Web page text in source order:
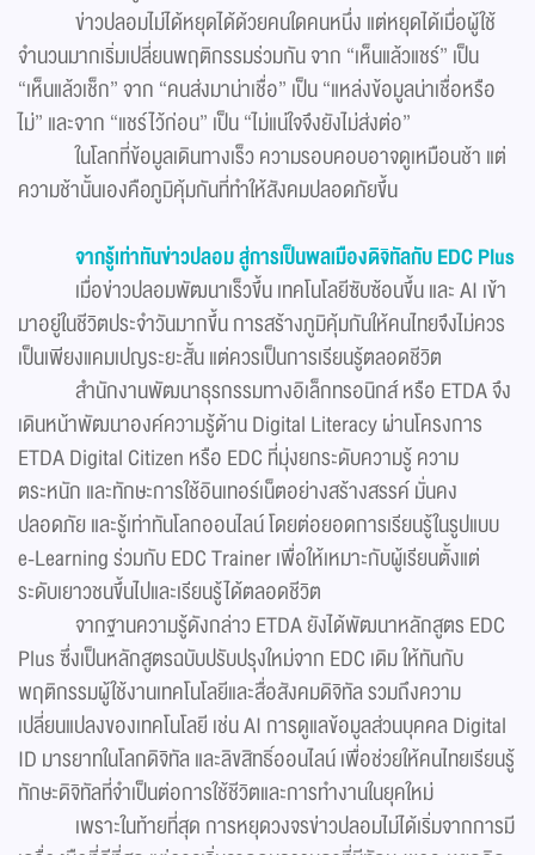
ข่าวปลอมไม่ได้หยุดได้ด้วยคนใดคนหนึ่ง แต่หยุดได้เมื่อผู้ใช้
จำนวนมากเริ่มเปลี่ยนพฤติกรรมร่วมกัน จาก “เห็นแล้วแชร์” เป็น
“เห็นแล้วเช็ก” จาก “คนส่งมาน่าเชื่อ” เป็น “แหล่งข้อมูลน่าเชื่อหรือ
ไม่” และจาก “แชร์ไว้ก่อน” เป็น “ไม่แน่ใจจึงยังไม่ส่งต่อ”
ในโลกที่ข้อมูลเดินทางเร็ว ความรอบคอบอาจดูเหมือนช้า แต่
ความช้านั้นเองคือภูมิคุ้มกันที่ทำให้สังคมปลอดภัยขึ้น
จากรู้เท่าทันข่าวปลอม สู่การเป็นพลเมืองดิจิทัลกับ EDC Plus
เมื่อข่าวปลอมพัฒนาเร็วขึ้น เทคโนโลยีซับซ้อนขึ้น และ AI เข้า
มาอยู่ในชีวิตประจำวันมากขึ้น การสร้างภูมิคุ้มกันให้คนไทยจึงไม่ควร
เป็นเพียงแคมเปญระยะสั้น แต่ควรเป็นการเรียนรู้ตลอดชีวิต
สำนักงานพัฒนาธุรกรรมทางอิเล็กทรอนิกส์ หรือ ETDA จึง
เดินหน้าพัฒนาองค์ความรู้ด้าน Digital Literacy ผ่านโครงการ
ETDA Digital Citizen หรือ EDC ที่มุ่งยกระดับความรู้ ความ
ตระหนัก และทักษะการใช้อินเทอร์เน็ตอย่างสร้างสรรค์ มั่นคง
ปลอดภัย และรู้เท่าทันโลกออนไลน์ โดยต่อยอดการเรียนรู้ในรูปแบบ
e-Learning ร่วมกับ EDC Trainer เพื่อให้เหมาะกับผู้เรียนตั้งแต่
ระดับเยาวชนขึ้นไปและเรียนรู้ได้ตลอดชีวิต
จากฐานความรู้ดังกล่าว ETDA ยังได้พัฒนาหลักสูตร EDC
Plus ซึ่งเป็นหลักสูตรฉบับปรับปรุงใหม่จาก EDC เดิม ให้ทันกับ
พฤติกรรมผู้ใช้งานเทคโนโลยีและสื่อสังคมดิจิทัล รวมถึงความ
เปลี่ยนแปลงของเทคโนโลยี เช่น AI การดูแลข้อมูลส่วนบุคคล Digital
ID มารยาทในโลกดิจิทัล และลิขสิทธิ์ออนไลน์ เพื่อช่วยให้คนไทยเรียนรู้
ทักษะดิจิทัลที่จำเป็นต่อการใช้ชีวิตและการทำงานในยุคใหม่
เพราะในท้ายที่สุด การหยุดวงจรข่าวปลอมไม่ได้เริ่มจากการมี